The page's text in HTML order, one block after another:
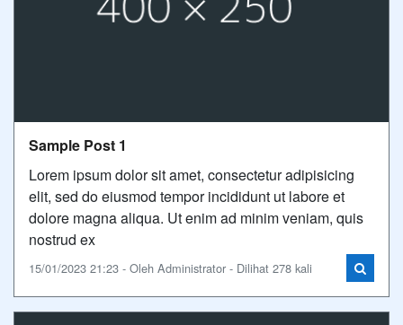
Sample Post 1
Lorem ipsum dolor sit amet, consectetur adipisicing
elit, sed do eiusmod tempor incididunt ut labore et
dolore magna aliqua. Ut enim ad minim veniam, quis
nostrud ex
15/01/2023 21:23 - Oleh Administrator - Dilihat 278 kali